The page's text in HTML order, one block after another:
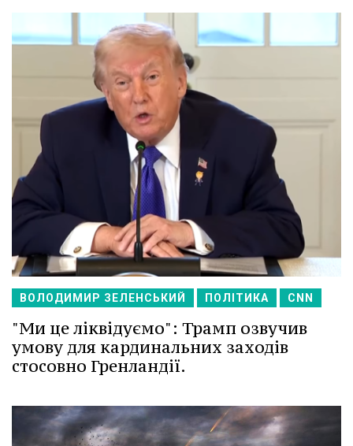
ВОЛОДИМИР ЗЕЛЕНСЬКИЙ ПОЛІТИКА CNN
"Ми це ліквідуємо": Трамп озвучив
умову для кардинальних заходів
стосовно Гренландії.